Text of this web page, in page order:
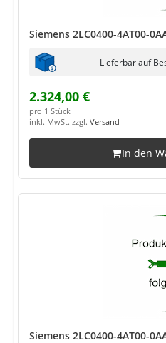
Siemens 2LC0400-4AT00-
Lieferbar auf
2.324,00 €
pro 1 Stück
inkl. MwSt. zzgl. Versand
In den
Siemens 2LC0400-4AT00-